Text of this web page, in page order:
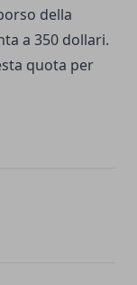
della
a 350 dollari.
quota per